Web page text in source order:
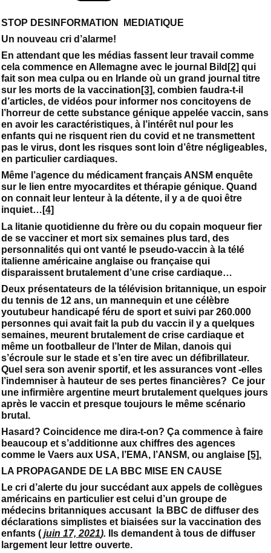
STOP DESINFORMATION MEDIATIQUE
Un nouveau cri d’alarme!
En attendant que les médias fassent leur travail comme
cela commence en Allemagne avec le journal Bild [2] qui
fait son mea culpa ou en Irlande où un grand journal titre
sur les morts de la vaccination [3], combien faudra-t-il
d’articles, de vidéos pour informer nos concitoyens de
l’horreur de cette substance génique appelée vaccin, sans
en avoir les caractéristiques, à l’intérêt nul pour les
enfants qui ne risquent rien du covid et ne transmettent
pas le virus, dont les risques sont loin d’être négligeables,
en particulier cardiaques.
Même l’agence du médicament français ANSM enquête
sur le lien entre myocardites et thérapie génique. Quand
on connait leur lenteur à la détente, il y a de quoi être
inquiet… [4]
La litanie quotidienne du frère ou du copain moqueur fier
de se vacciner et mort six semaines plus tard, des
personnalités qui ont vanté le pseudo-vaccin à la télé
italienne américaine anglaise ou française qui
disparaissent brutalement d’une crise cardiaque…
Deux présentateurs de la télévision britannique, un espoir
du tennis de 12 ans, un mannequin et une célèbre
youtubeur handicapé féru de sport et suivi par 260.000
personnes qui avait fait la pub du vaccin il y a quelques
semaines, meurent brutalement de crise cardiaque et
même un footballeur de l’Inter de Milan, danois qui
s’écroule sur le stade et s’en tire avec un défibrillateur.
Quel sera son avenir sportif, et les assurances vont -elles
l’indemniser à hauteur de ses pertes financières? Ce jour
une infirmière argentine meurt brutalement quelques jours
après le vaccin et presque toujours le même scénario
brutal.
Hasard? Coincidence me dira-t-on? Ça commence à faire
beaucoup et s’additionne aux chiffres des agences
comme le Vaers aux USA, l’EMA, l’ANSM, ou anglaise [5].
LA PROPAGANDE DE LA BBC MISE EN CAUSE
Le cri d’alerte du jour succédant aux appels de collègues
américains en particulier est celui d’un groupe de
médecins britanniques accusant la BBC de diffuser des
déclarations simplistes et biaisées sur la vaccination des
enfants ( juin 17, 2021). Ils demandent à tous de diffuser
largement leur lettre ouverte.